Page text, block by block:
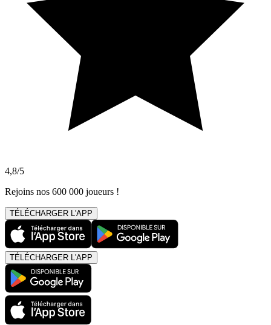
4,8/5
Rejoins nos 600 000 joueurs !
TÉLÉCHARGER L'APP
TÉLÉCHARGER L'APP